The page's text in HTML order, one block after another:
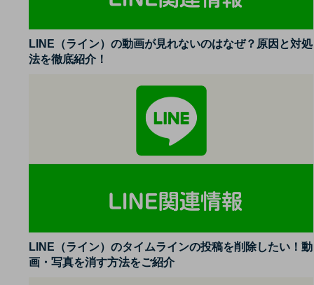
LINE（ライン）の動画が見れないのはなぜ？原因と対処
法を徹底紹介！
LINE（ライン）のタイムラインの投稿を削除したい！動
画・写真を消す方法をご紹介